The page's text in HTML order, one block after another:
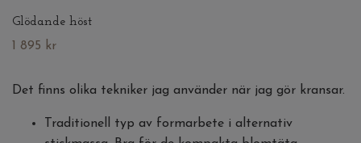
Glödande höst
1 895 kr
Det finns olika tekniker jag använder när jag gör kransar.
Traditionell typ av formarbete i alternativ